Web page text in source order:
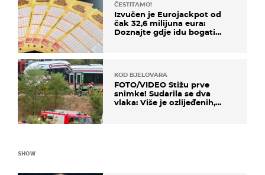
ČESTITAMO!
Izvučen je Eurojackpot od
čak 32,6 milijuna eura:
Doznajte gdje idu bogati
KOD BJELOVARA
FOTO/VIDEO Stižu prve
snimke! Sudarila se dva
vlaka: Više je ozlijeđenih,
SHOW